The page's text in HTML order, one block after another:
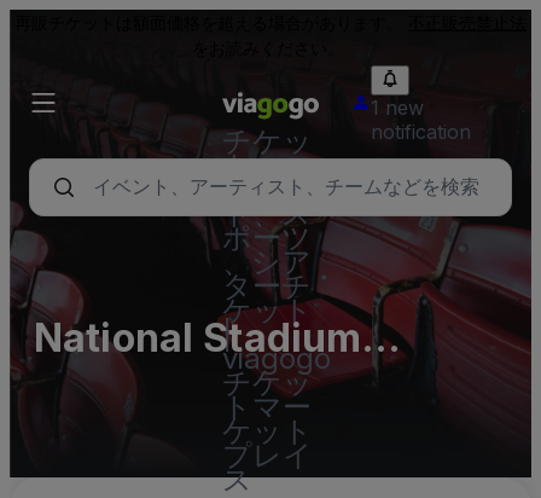
チケッ
ト - コ
ンサー
ト、ス
ポーツ
、シア
ターチ
ケット
|
viagogo
チケッ
トマー
ケット
プレイ
ス
1 new
notification
National Stadium
(InActive)